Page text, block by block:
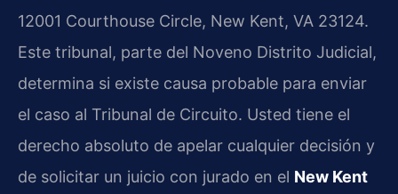
12001 Courthouse Circle, New Kent, VA 23124.
Este tribunal, parte del Noveno Distrito Judicial,
determina si existe causa probable para enviar
el caso al Tribunal de Circuito. Usted tiene el
derecho absoluto de apelar cualquier decisión y
de solicitar un juicio con jurado en el New Kent